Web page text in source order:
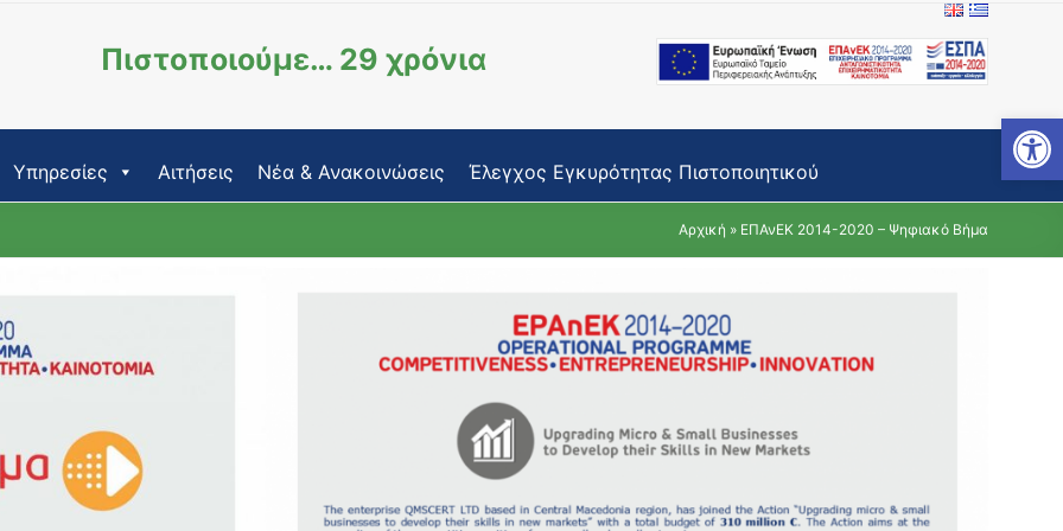
Open toolbar
Πιστοποιούμε… 29 χρόνια
Υπηρεσίες Αιτήσεις Νέα & Ανακοινώσεις Έλεγχος Εγκυρότητας Πιστοποιητικού
Αρχική » ΕΠΑνΕΚ 2014-2020 – Ψηφιακό Βήμα